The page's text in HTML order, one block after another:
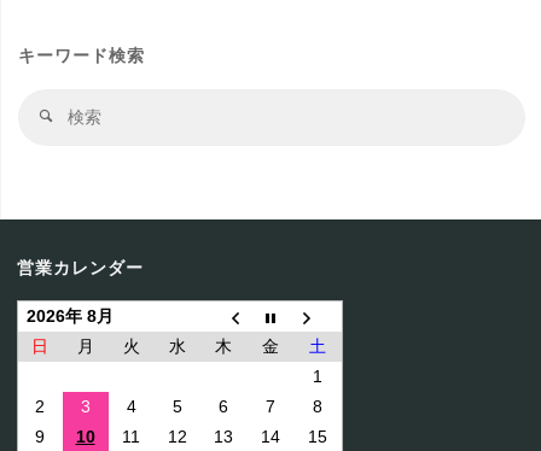
キーワード検索
検
営業カレンダー
2026年 8月
日
月 火 水 木 金
土
1
2
3 4 5 6 7
8
9
10 11 12 13 14
15